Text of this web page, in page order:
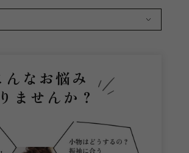
んなお悩み
ませんか？